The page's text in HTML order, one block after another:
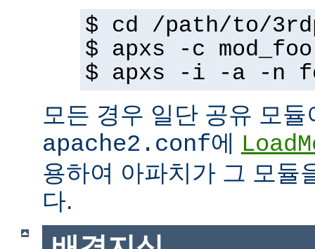
$ cd /path/to/
$ apxs -c
$ apxs -i -a -n
모든 경우 일단 공유 모
apache2.conf에
용하여 아파치가 그 모듈
다.